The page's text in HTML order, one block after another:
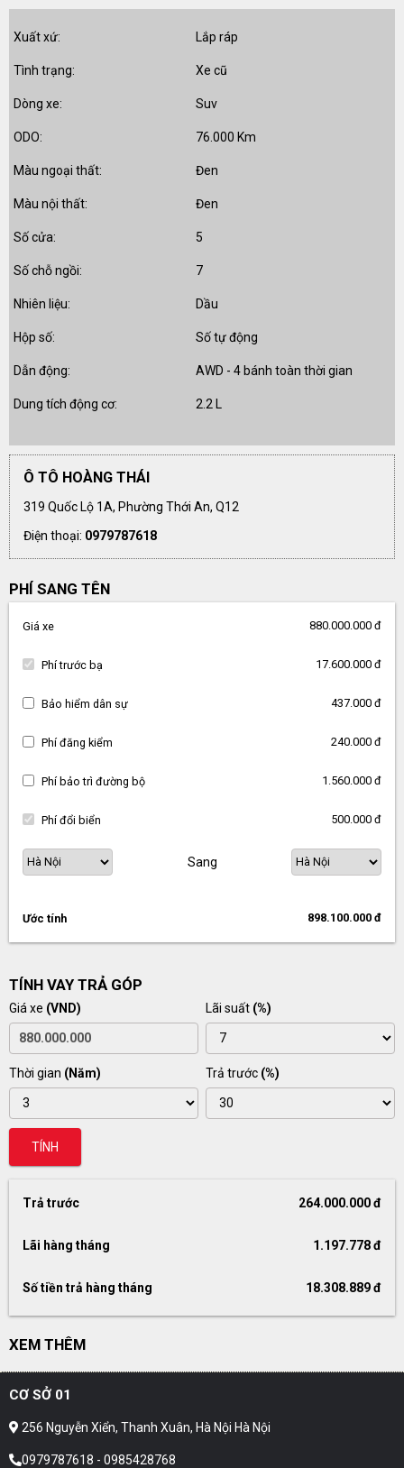
Xuất xứ: Lắp ráp
Tình trạng: Xe cũ
Dòng xe: Suv
ODO: 76.000 Km
Màu ngoại thất: Đen
Màu nội thất: Đen
Số cửa: 5
Số chỗ ngồi: 7
Nhiên liệu: Dầu
Hộp số: Số tự động
Dẫn động: AWD - 4 bánh toàn thời gian
Dung tích động cơ: 2.2 L
Ô TÔ HOÀNG THÁI
319 Quốc Lộ 1A, Phường Thới An, Q12
Điện thoại: 0979787618
PHÍ SANG TÊN
Giá xe 880.000.000 đ
Phí trước bạ 17.600.000 đ
Bảo hiểm dân sự 437.000 đ
Phí đăng kiểm 240.000 đ
Phí bảo trì đường bộ 1.560.000 đ
Phí đổi biển 500.000 đ
Sang
Ước tính 898.100.000 đ
TÍNH VAY TRẢ GÓP
Giá xe (VND) Lãi suất (%)
Thời gian (Năm) Trả trước (%)
TÍNH
Trả trước 264.000.000 đ
Lãi hàng tháng 1.197.778 đ
Số tiền trả hàng tháng 18.308.889 đ
XEM THÊM
CƠ SỞ 01
256 Nguyễn Xiển, Thanh Xuân, Hà Nội Hà Nội
0979787618 - 0985428768